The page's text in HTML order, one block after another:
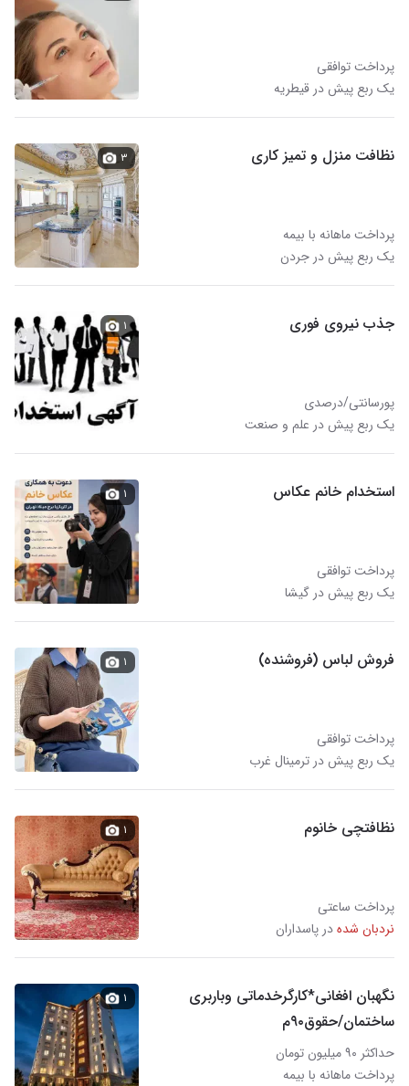
پرداخت توافقی
یک ربع پیش در قیطریه
نظافت منزل و تمیز کاری
پرداخت ماهانه با بیمه
یک ربع پیش در جردن
۳
جذب نیروی فوری
پورسانتی/درصدی
یک ربع پیش در علم و صنعت
۱
استخدام خانم عکاس
پرداخت توافقی
یک ربع پیش در گیشا
۱
فروش لباس (فروشنده)
پرداخت توافقی
یک ربع پیش در ترمینال غرب
۱
نظافتچی خانوم
پرداخت ساعتی
نردبان شدهدر پاسداران
۱
نگهبان افغانی*کارگرخدماتی وباربری
ساختمان/حقوق۹۰م
حداکثر ۹۰ میلیون تومان
پرداخت ماهانه با بیمه
۱